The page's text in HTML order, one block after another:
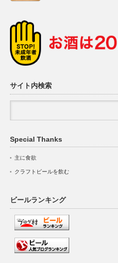
サイト内検索
Special Thanks
主に食欲
クラフトビールを飲む
ビールランキング